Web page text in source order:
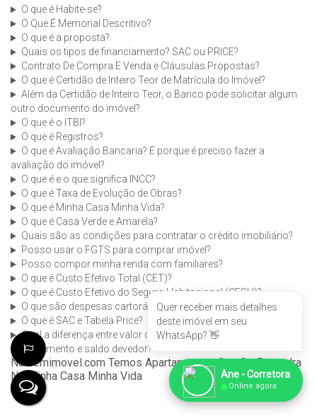
O que é Habite-se?
O Que É Memorial Descritivo?
O que é a proposta?
Quais os tipos de financiamento? SAC ou PRICE?
Contrato De Compra E Venda e Cláusulas Propostas?
O que é Certidão de Inteiro Teor de Matrícula do Imóvel?
Além da Certidão de Inteiro Teor, o Banco pode solicitar algum
outro documento do imóvel?
O que é o ITBI?
O que é Registros?
O que é Avaliação Bancaria? E porque é preciso fazer a
avaliação do imóvel?
O que é e o que significa INCC?
O que é Taxa de Evolução de Obras?
O que é Minha Casa Minha Vida?
O que é Casa Verde e Amarela?
Quais são as condições para contratar o crédito imobiliário?
Posso usar o FGTS para comprar imóvel?
Posso compor minha renda com familiares?
O que é Custo Efetivo Total (CET)?
O que é Custo Efetivo do Seguro Habitacional (CESH)?
O que são despesas cartorárias e ITBI?
O que é SAC e Tabela Price?
Qual a diferença entre valor do imóvel, entrada, valor do
financiamento e saldo devedor?
Na bemimovel.com Temos Apartamentos Que Se Enquadra
No Minha Casa Minha Vida
Quer receber mais detalhes
deste imóvel em seu
WhatsApp? 👋
Ane - Corretora
● Online agora